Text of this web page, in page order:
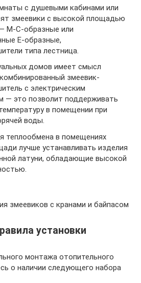
с душевыми кабинами или
змеевики с высокой площадью
М-С-образные или
Е-образные,
типа лестница.
домов имеет смысл
змеевик-
с электрическим
— это позволит поддерживать
в помещении при
воды.
теплообмена в помещениях
лучше устанавливать изделия
латуни, обладающие высокой
змеевиков с кранами и байпасом
установки
монтажа отопительного
о наличии следующего набора